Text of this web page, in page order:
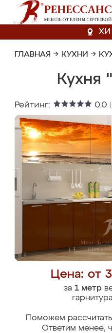
ГЛАВНАЯ → КУХНИ →
Кухня
Рейтинг: 0.0 (
Цена: от
за 1 метр
Поможем
Ответим менее,